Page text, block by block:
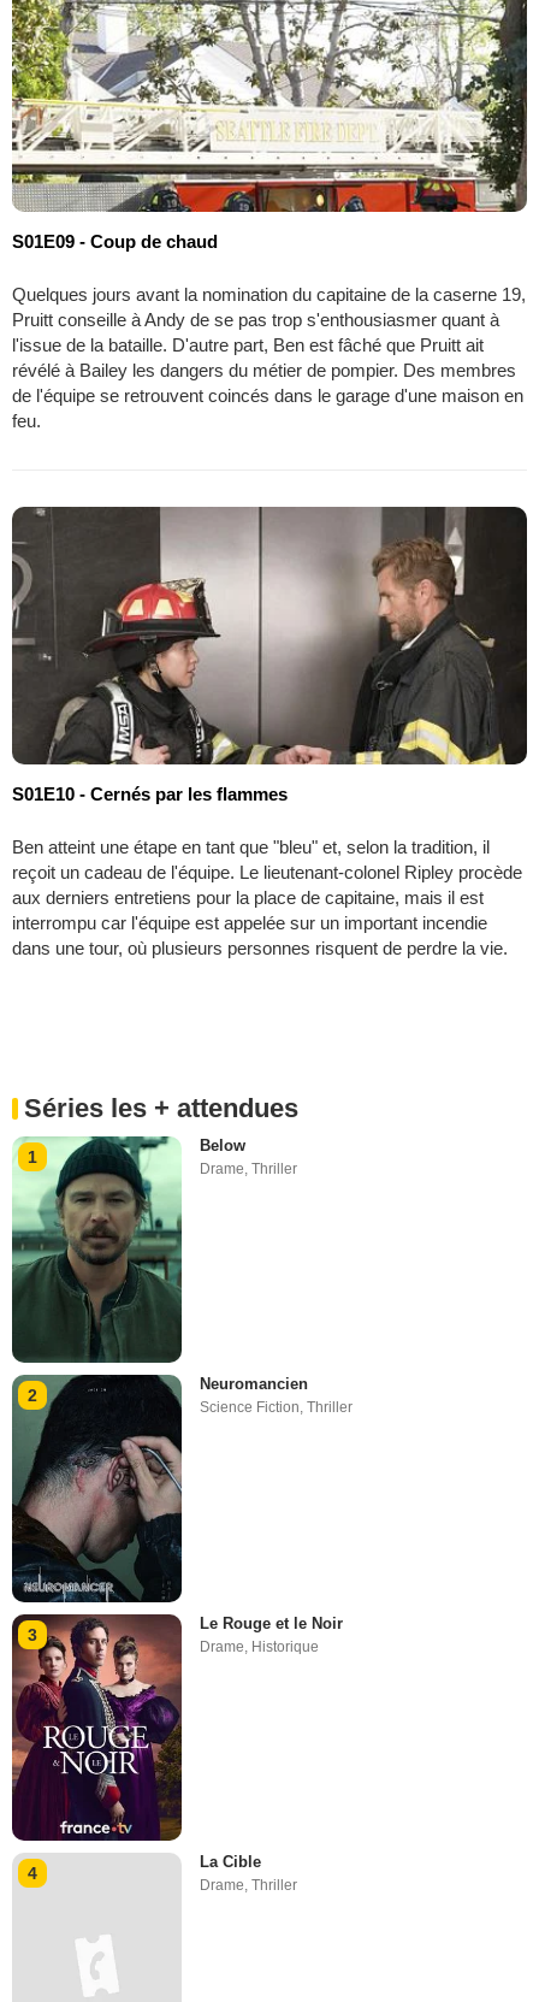
S01E09 - Coup de chaud
Quelques jours avant la nomination du capitaine de la caserne 19,
Pruitt conseille à Andy de se pas trop s'enthousiasmer quant à
l'issue de la bataille. D'autre part, Ben est fâché que Pruitt ait
révélé à Bailey les dangers du métier de pompier. Des membres
de l'équipe se retrouvent coincés dans le garage d'une maison en
feu.
S01E10 - Cernés par les flammes
Ben atteint une étape en tant que "bleu" et, selon la tradition, il
reçoit un cadeau de l'équipe. Le lieutenant-colonel Ripley procède
aux derniers entretiens pour la place de capitaine, mais il est
interrompu car l'équipe est appelée sur un important incendie
dans une tour, où plusieurs personnes risquent de perdre la vie.
Séries les + attendues
1
Below
Drame,Thriller
2
Neuromancien
Science Fiction,Thriller
3
Le Rouge et le Noir
Drame Historique
4
La Cible
Drame,Thriller